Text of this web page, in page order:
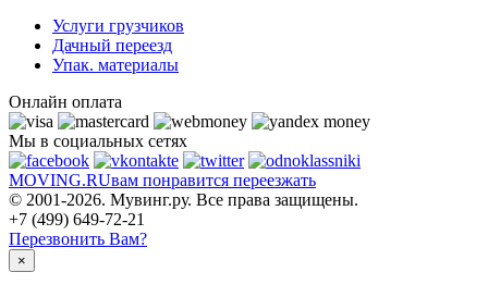
Услуги грузчиков
Дачный переезд
Упак. материалы
Онлайн оплата
Мы в социальных сетях
MOVING.RUвам понравится переезжать
© 2001-2026. Мувинг.ру. Все права защищены.
+7 (499) 649-72-21
Перезвонить Вам?
×